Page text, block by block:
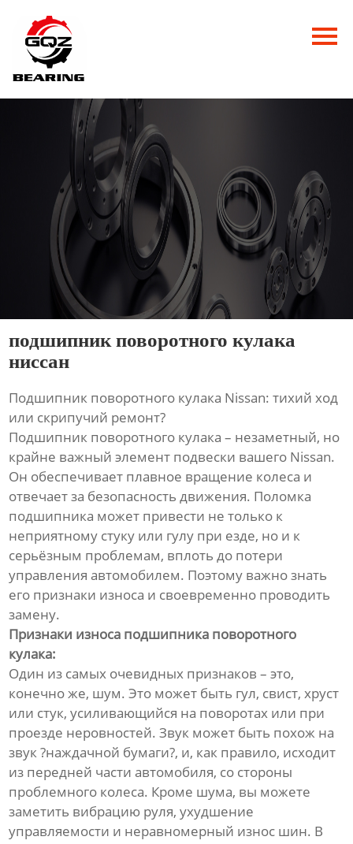
Главная
Продукция
Новости
Контакты
подшипник поворотного кулака
ниссан
Подшипник поворотного кулака Nissan: тихий ход
или скрипучий ремонт?
Подшипник поворотного кулака – незаметный, но
крайне важный элемент подвески вашего Nissan.
Он обеспечивает плавное вращение колеса и
отвечает за безопасность движения. Поломка
подшипника может привести не только к
неприятному стуку или гулу при езде, но и к
серьёзным проблемам, вплоть до потери
управления автомобилем. Поэтому важно знать
его признаки износа и своевременно проводить
замену.
Признаки износа подшипника поворотного
кулака:
Один из самых очевидных признаков – это,
конечно же, шум. Это может быть гул, свист, хруст
или стук, усиливающийся на поворотах или при
проезде неровностей. Звук может быть похож на
звук ?наждачной бумаги?, и, как правило, исходит
из передней части автомобиля, со стороны
проблемного колеса. Кроме шума, вы можете
заметить вибрацию руля, ухудшение
управляемости и неравномерный износ шин. В